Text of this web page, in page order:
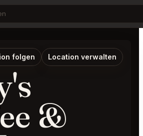
folgen Location verwalten
&